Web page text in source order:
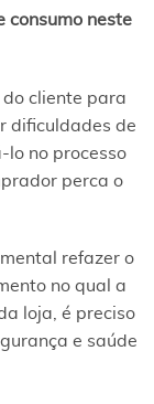
consumo neste
do cliente para
dificuldades de
lo no processo
perca o
refazer o
no qual a
loja, é preciso
e saúde